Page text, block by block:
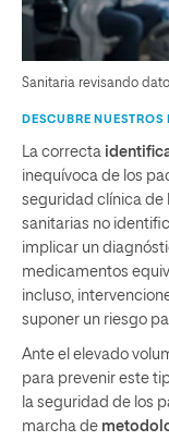
Sanitaria revisando
DESCUBRE
La correcta
inequívoca de los
seguridad clínica de
sanitarias no
implicar un
medicamentos
incluso,
suponer un riesgo
Ante el elevado
para prevenir este
la seguridad de los
marcha de